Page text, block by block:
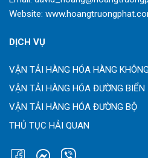
Website:
DỊCH VỤ
VẬN TẢI HÀNG HÓA HÀNG KHÔNG
VẬN TẢI HÀNG HÓA ĐƯỜNG BIỂN
VẬN TẢI HÀNG HÓA ĐƯỜNG BỘ
THỦ TỤC HẢI QUAN